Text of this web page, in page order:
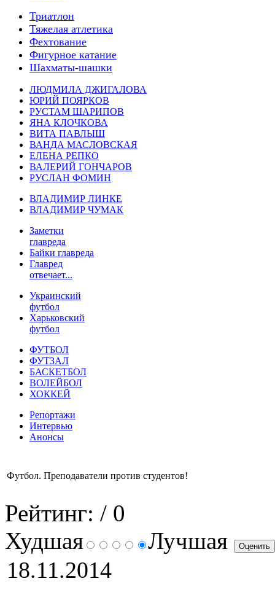
Триатлон
Тяжелая атлетика
Фехтование
Фигурное катание
Шахматы-шашки
ЛЮДМИЛА ДЖИГАЛОВА
ЮРИЙ ПОЯРКОВ
РУСТАМ ШАРИПОВ
ЯНА КЛОЧКОВА
ВИТА ПАВЛЫШ
ВАНДА МАСЛОВСКАЯ
ЕЛЕНА РЕПКО
ВАЛЕРИЙ ГОНЧАРОВ
РУСЛАН ФОМИН
ВЛАДИМИР ЛИНКЕ
ВЛАДИМИР ЧУМАК
Заметки
главреда
Байки главреда
Главред
отвечает...
Украинский
футбол
Харьковский
футбол
ФУТБОЛ
ФУТЗАЛ
БАСКЕТБОЛ
ВОЛЕЙБОЛ
ХОККЕЙ
Репортажи
Интервью
Анонсы
Футбол. Преподаватели против студентов!
Рейтинг: / 0
Худшая
Лучшая
18.11.2014